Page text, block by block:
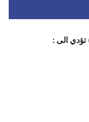
تؤدي الى :